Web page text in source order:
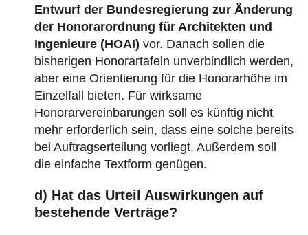
Entwurf der Bundesregierung zur Änderung
der Honorarordnung für Architekten und
Ingenieure (HOAI) vor. Danach sollen die
bisherigen Honorartafeln unverbindlich werden,
aber eine Orientierung für die Honorarhöhe im
Einzelfall bieten. Für wirksame
Honorarvereinbarungen soll es künftig nicht
mehr erforderlich sein, dass eine solche bereits
bei Auftragserteilung vorliegt. Außerdem soll
die einfache Textform genügen.
d) Hat das Urteil Auswirkungen auf
bestehende Verträge?